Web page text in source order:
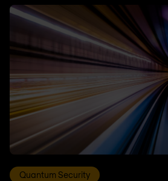
Quantum Security